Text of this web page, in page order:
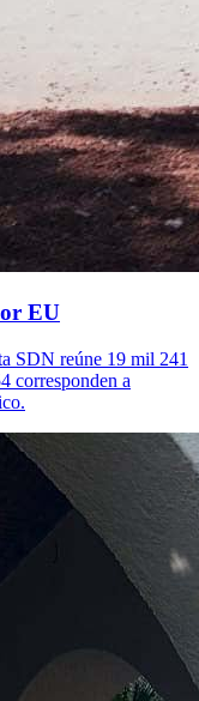
EU
SDN reúne 19 mil 241
corresponden a